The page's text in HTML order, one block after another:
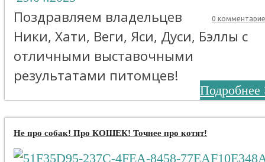
0
Поздравляем владельцев
Ники, Хати, Веги, Яси, Дуси, Бэллы с
отличными выставочными
результатами питомцев!
Подробнее
Не про собак! Про КОШЕК! Точнее про котят!